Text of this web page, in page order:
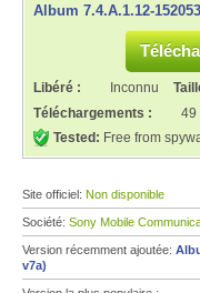
Album 7.4.A.1.12-
Libéré : Inconnu
Téléchargements :
49
Tested: Free from
Site officiel: Non disponible
Société: Sony Mobile
Version récemment ajoutée:
v7a)